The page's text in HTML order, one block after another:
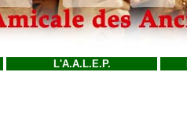
L'A.A.L.E.P.